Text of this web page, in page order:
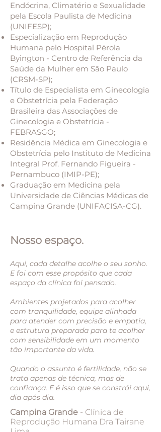
Endócrina, Climatério e Sexualidade
pela Escola Paulista de Medicina
(UNIFESP);
Especialização em Reprodução
Humana pelo Hospital Pérola
Byington - Centro de Referência da
Saúde da Mulher em São Paulo
(CRSM-SP);
Título de Especialista em Ginecologia
e Obstetrícia pela Federação
Brasileira das Associações de
Ginecologia e Obstetrícia -
FEBRASGO;
Residência Médica em Ginecologia e
Obstetrícia pelo Instituto de Medicina
Integral Prof. Fernando Figueira -
Pernambuco (IMIP-PE);
Graduação em Medicina pela
Universidade de Ciências Médicas de
Campina Grande (UNIFACISA-CG).
Nosso espaço.
Aqui, cada detalhe acolhe o seu sonho.
E foi com esse propósito que cada
espaço da clínica foi pensado.
Ambientes projetados para acolher
com tranquilidade, equipe alinhada
para atender com precisão e empatia,
e estrutura preparada para te acolher
com sensibilidade em um momento
tão importante da vida.
Quando o assunto é fertilidade, não se
trata apenas de técnica, mas de
confiança. E é isso que se constrói aqui,
dia após dia.
Campina Grande - Clínica de
Reprodução Humana Dra Tairane